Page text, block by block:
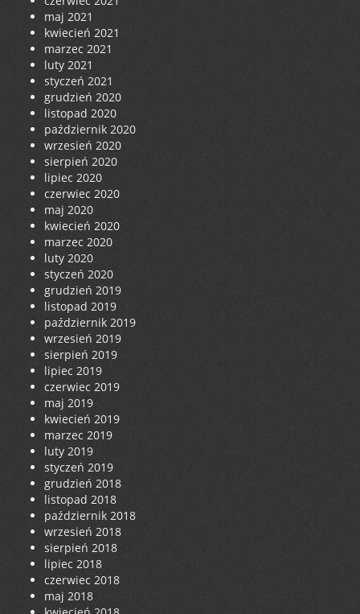
maj 2021
kwiecień 2021
marzec 2021
luty 2021
styczeń 2021
grudzień 2020
listopad 2020
październik 2020
wrzesień 2020
sierpień 2020
lipiec 2020
czerwiec 2020
maj 2020
kwiecień 2020
marzec 2020
luty 2020
styczeń 2020
grudzień 2019
listopad 2019
październik 2019
wrzesień 2019
sierpień 2019
lipiec 2019
czerwiec 2019
maj 2019
kwiecień 2019
marzec 2019
luty 2019
styczeń 2019
grudzień 2018
listopad 2018
październik 2018
wrzesień 2018
sierpień 2018
lipiec 2018
czerwiec 2018
maj 2018